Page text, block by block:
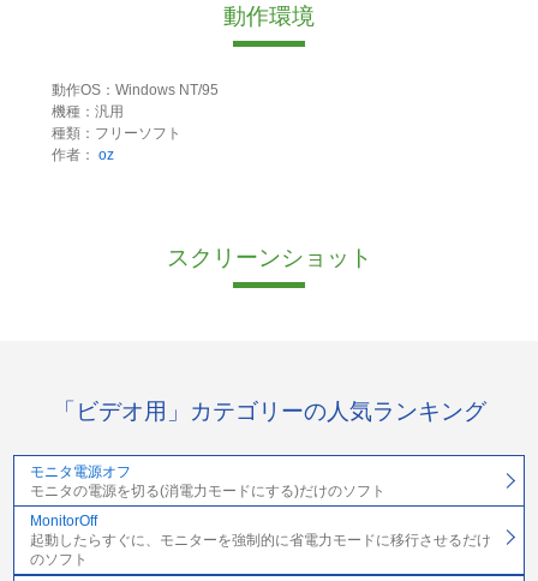
動作環境
動作OS：Windows NT/95
機種：汎用
種類：フリーソフト
作者： oz
スクリーンショット
「ビデオ用」カテゴリーの人気ランキング
モニタ電源オフ
モニタの電源を切る(消電力モードにする)だけのソフト
MonitorOff
起動したらすぐに、モニターを強制的に省電力モードに移行させるだけ
のソフト